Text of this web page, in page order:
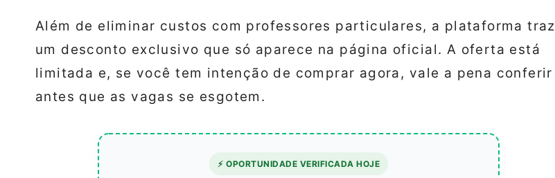
Além de eliminar custos com professores particulares, a plataforma traz
um desconto exclusivo que só aparece na página oficial. A oferta está
limitada e, se você tem intenção de comprar agora, vale a pena conferir
antes que as vagas se esgotem.
⚡ OPORTUNIDADE VERIFICADA HOJE